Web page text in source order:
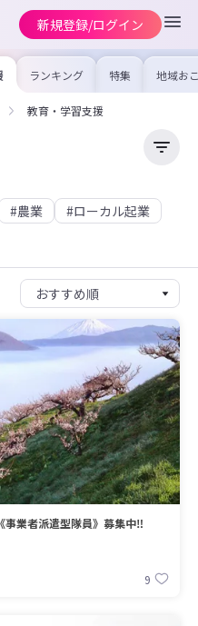
新規登録/ログイン
ランキング 特集 地域お
の求人
を集め
けよう
教育・学習支援
#農業
#ローカル起業
事業者派遣型隊員》募集中‼︎
9